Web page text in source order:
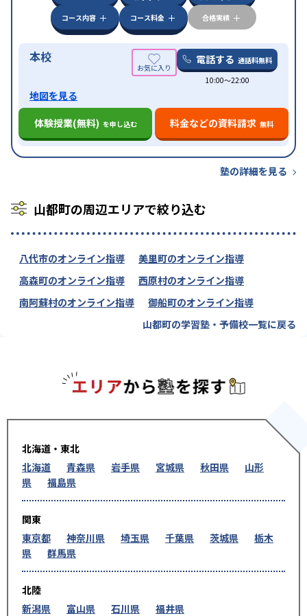
コース内容
コース料金 合格実績
本校 電話する 通話料無料
10:00〜22:00
地図を見る
体験授業(無料) を申し込む 料金などの資料請求 無料
塾の詳細を見る
山都町の周辺エリアで絞り込む
八代市のオンライン指導
美里町のオンライン指導
高森町のオンライン指導
西原村のオンライン指導
南阿蘇村のオンライン指導
御船町のオンライン指導
山都町の学習塾・予備校一覧に戻る
北海道・東北
北海道
青森県 岩手県 宮城県 秋田県
山形
県
福島県
関東
東京都
神奈川県 埼玉県 千葉県 茨城県
栃木
県
群馬県
北陸
新潟県
富山県 石川県 福井県